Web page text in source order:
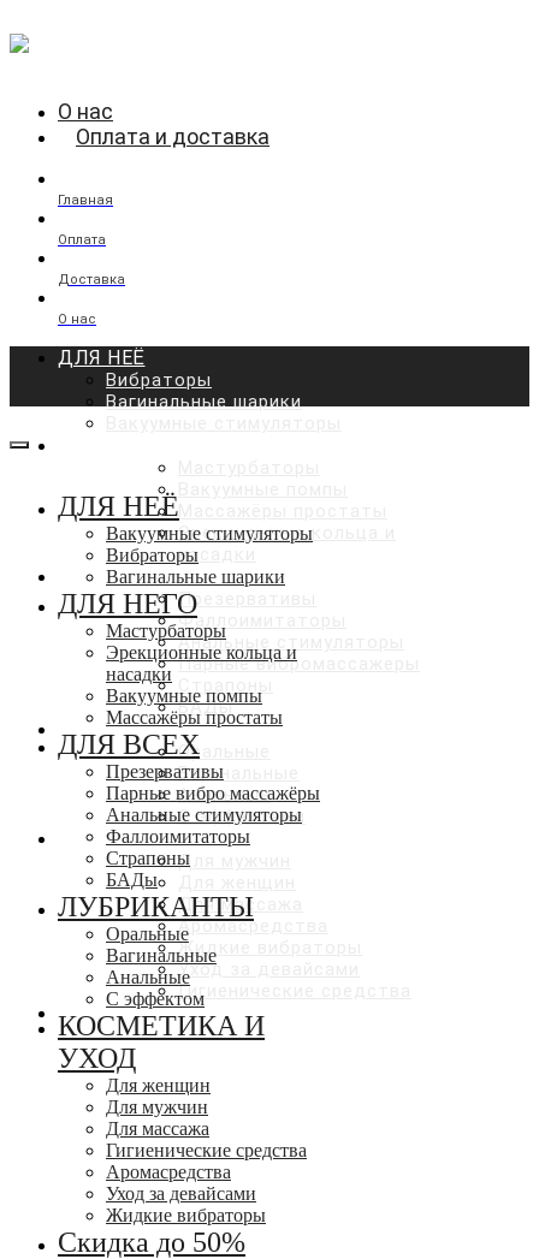
О нас
Оплата и доставка
Главная
Оплата
Доставка
О нас
ДЛЯ НЕЁ
Вибраторы
Вагинальные шарики
Эрекционные кольца и
насадки
ДЛЯ ВСЕХ
Презервативы
Фаллоимитаторы
Анальные стимуляторы
Парные вибромассажеры
БАДы
ЛУБРИКАНТЫ
Оральные
Вагинальные
Анальные
С эффектами
КОСМЕТИКА И УХОД
Для мужчин
Для массажа
Аромасредства
Жидкие вибраторы
Уход за девайсами
Гигиенические средства
СКИДКИ ДО 50%
ДЛЯ НЕЁ
Вакуумные стимуляторы
Вибраторы
Вагинальные шарики
ДЛЯ НЕГО
Мастурбаторы
Эрекционные кольца и
насадки
Вакуумные помпы
Массажёры простаты
ДЛЯ ВСЕХ
Презервативы
Парные вибро массажёры
Анальные стимуляторы
Фаллоимитаторы
Страпоны
БАДы
ЛУБРИКАНТЫ
Оральные
Вагинальные
Анальные
С эффектом
КОСМЕТИКА И
УХОД
Для женщин
Для мужчин
Для массажа
Гигиенические средства
Аромасредства
Уход за девайсами
Жидкие вибраторы
Скидка до 50%